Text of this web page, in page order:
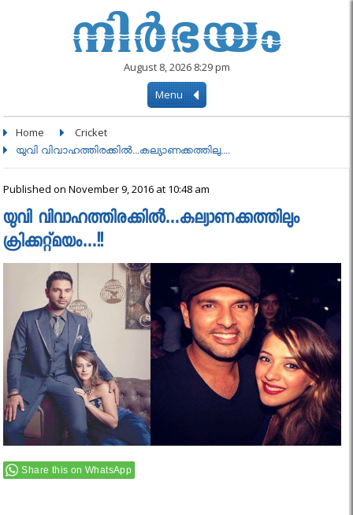
August 8, 2026 8:29 pm
Menu
Home Cricket
യുവി വിവാഹത്തിരക്കില്‍...കല്യാണക്കത്തിലു....
Published on November 9, 2016 at 10:48 am
യുവി വിവാഹത്തിരക്കില്‍…കല്യാണക്കത്തിലും
ക്രിക്കറ്റ്മയം…!!
Share this on WhatsApp